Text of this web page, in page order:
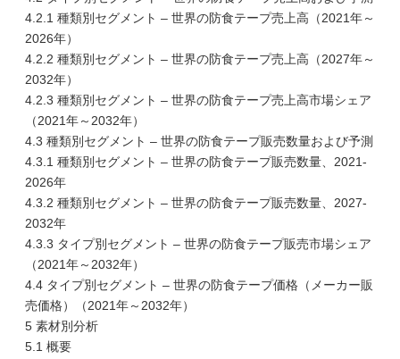
4.2.1 種類別セグメント – 世界の防食テープ売上高（2021年～
2026年）
4.2.2 種類別セグメント – 世界の防食テープ売上高（2027年～
2032年）
4.2.3 種類別セグメント – 世界の防食テープ売上高市場シェア
（2021年～2032年）
4.3 種類別セグメント – 世界の防食テープ販売数量および予測
4.3.1 種類別セグメント – 世界の防食テープ販売数量、2021-
2026年
4.3.2 種類別セグメント – 世界の防食テープ販売数量、2027-
2032年
4.3.3 タイプ別セグメント – 世界の防食テープ販売市場シェア
（2021年～2032年）
4.4 タイプ別セグメント – 世界の防食テープ価格（メーカー販
売価格）（2021年～2032年）
5 素材別分析
5.1 概要